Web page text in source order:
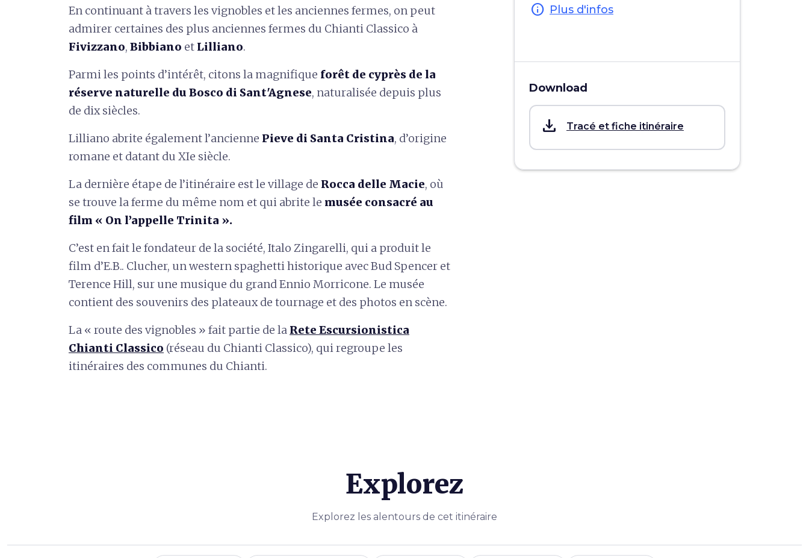
En continuant à travers les vignobles et les anciennes fermes, on peut
admirer certaines des plus anciennes fermes du Chianti Classico à
Fivizzano, Bibbiano et Lilliano.
Parmi les points d’intérêt, citons la magnifique forêt de cyprès de la
réserve naturelle du Bosco di Sant'Agnese, naturalisée depuis plus
de dix siècles.
Lilliano abrite également l’ancienne Pieve di Santa Cristina, d’origine
romane et datant du XIe siècle.
La dernière étape de l’itinéraire est le village de Rocca delle Macie, où
se trouve la ferme du même nom et qui abrite le musée consacré au
film « On l’appelle Trinita ».
C’est en fait le fondateur de la société, Italo Zingarelli, qui a produit le
film d’E.B.. Clucher, un western spaghetti historique avec Bud Spencer et
Terence Hill, sur une musique du grand Ennio Morricone. Le musée
contient des souvenirs des plateaux de tournage et des photos en scène.
La « route des vignobles » fait partie de la Rete Escursionistica
Chianti Classico (réseau du Chianti Classico), qui regroupe les
itinéraires des communes du Chianti.
info Plus d'infos
Download
save_alt Tracé et fiche itinéraire
Explorez
Explorez les alentours de cet itinéraire